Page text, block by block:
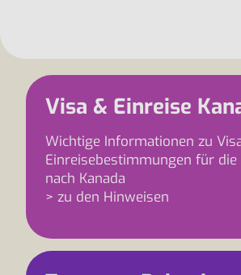
Visa & Einreise
Wichtige Informationen zu
Einreisebestimmungen für die
nach Kanada
> zu den Hinweisen